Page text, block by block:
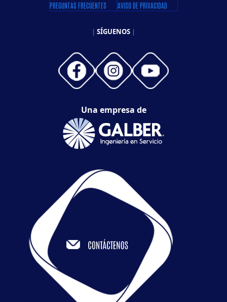
PREGUNTAS FRECUENTES AVISO DE PRIVACIDAD
| SÍGUENOS |
Una empresa de